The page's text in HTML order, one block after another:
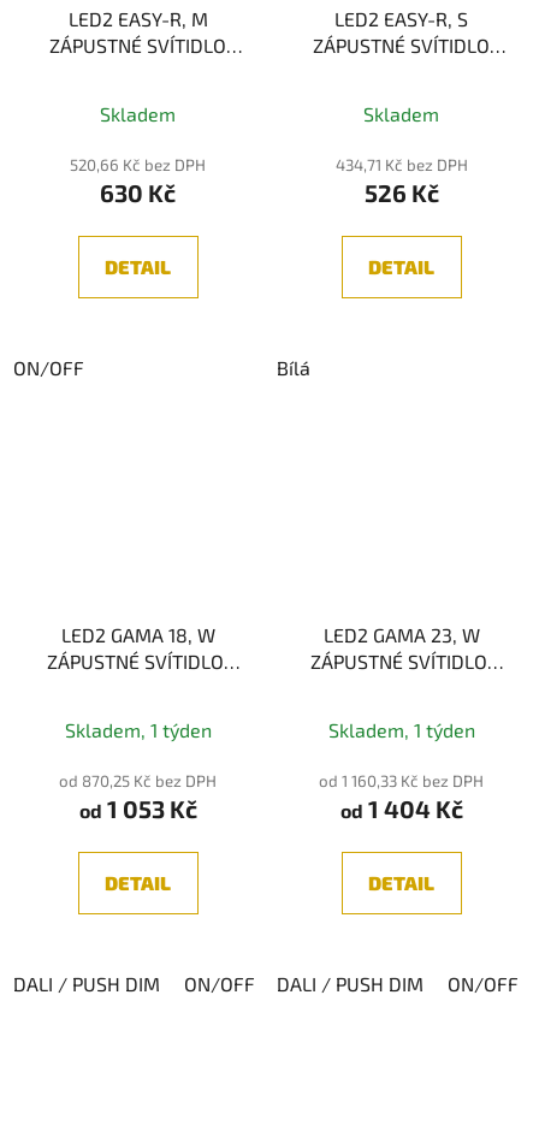
LED2 EASY-R, M
ZÁPUSTNÉ SVÍTIDLO
Skladem
520,66 Kč bez DPH
630 Kč
DETAIL
ON/OFF
LED2 EASY-R, S
ZÁPUSTNÉ SVÍTIDLO
Skladem
434,71 Kč bez DPH
526 Kč
DETAIL
Bílá
LED2 GAMA 18, W
ZÁPUSTNÉ SVÍTIDLO,
Skladem, 1 týden
od 870,25 Kč bez DPH
od 1 053 Kč
DETAIL
DALI / PUSH DIM ON/OFF
LED2 GAMA 23, W
ZÁPUSTNÉ SVÍTIDLO,
Skladem, 1 týden
od 1 160,33 Kč bez DPH
od 1 404 Kč
DETAIL
DALI / PUSH DIM ON/OFF